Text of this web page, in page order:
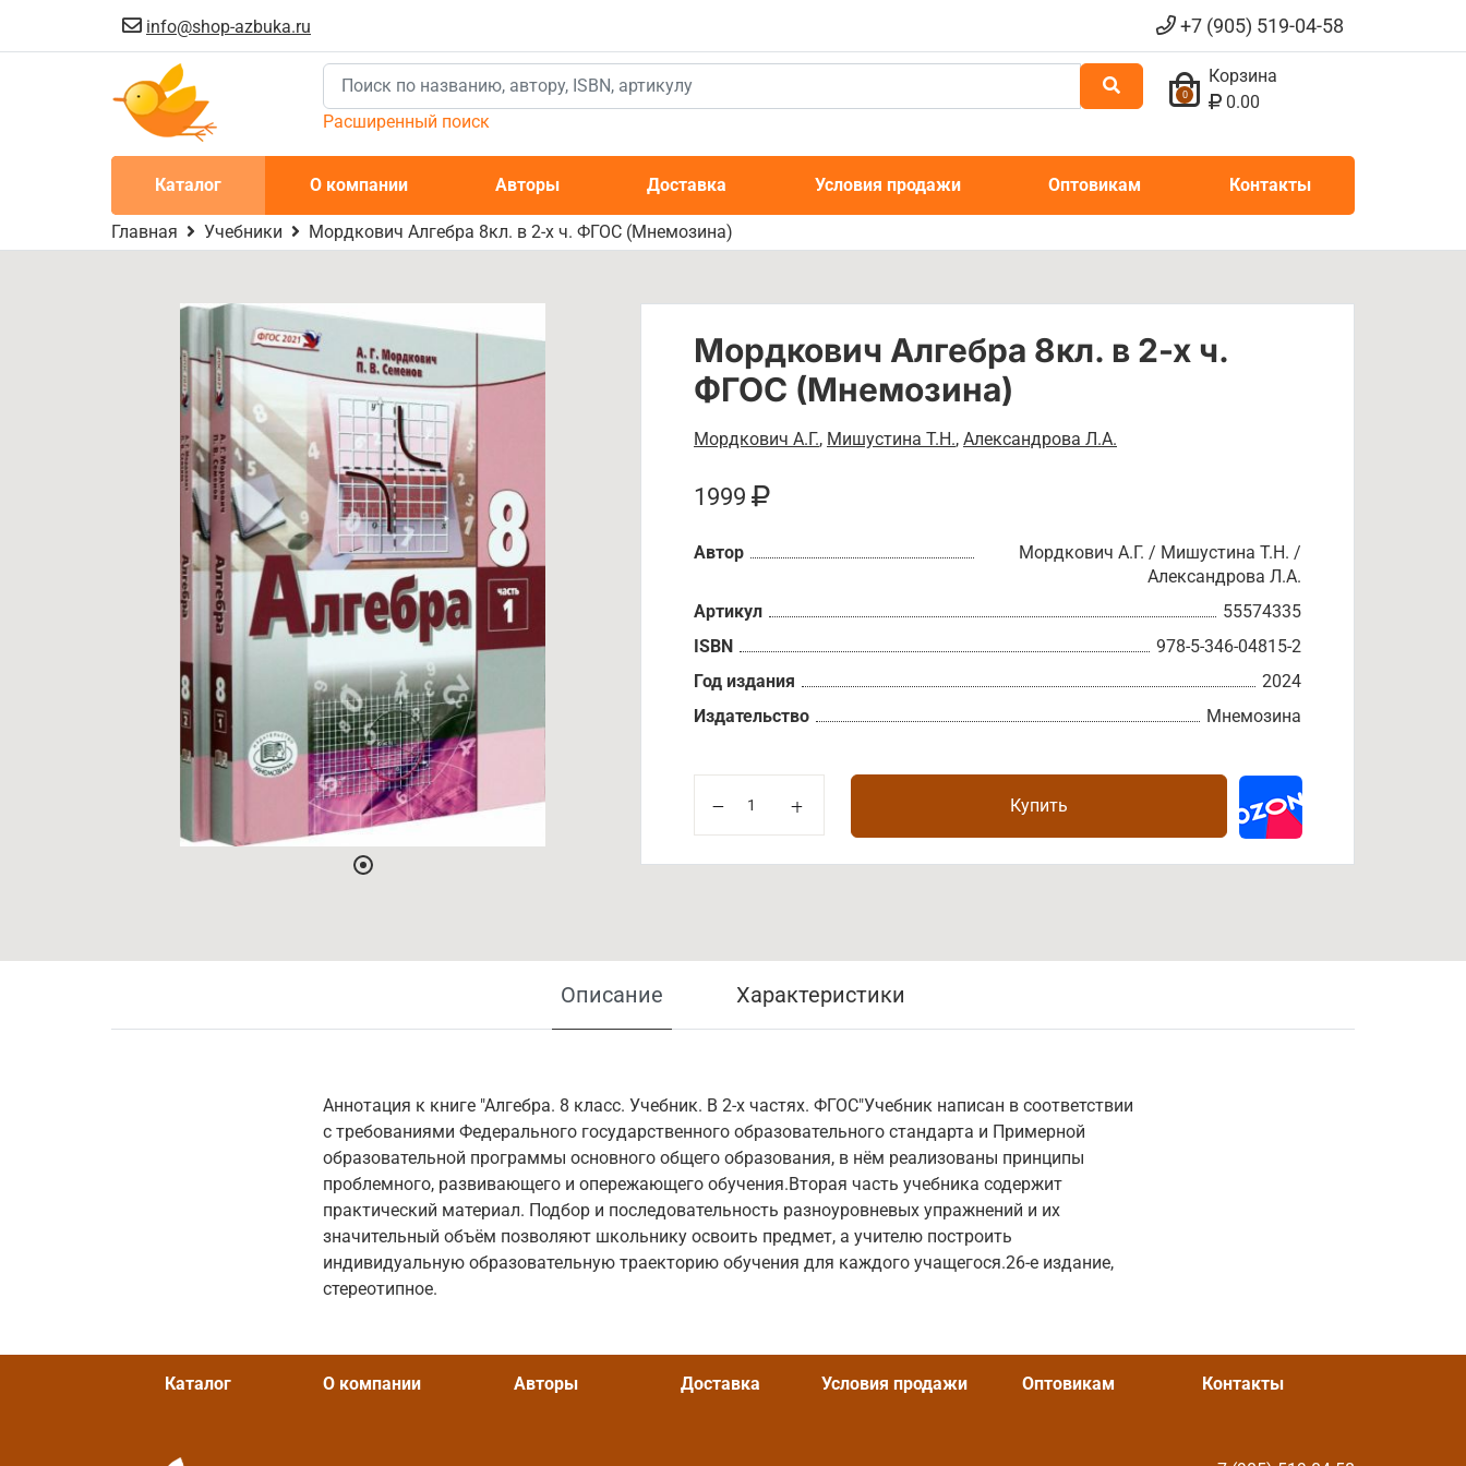
info@shop-azbuka.ru +7 (905) 519-04-58
Расширенный поиск
0
Корзина
0.00
Каталог О компании Авторы Доставка Условия продажи Оптовикам Контакты
Главная Учебники Мордкович Алгебра 8кл. в 2-х ч. ФГОС (Мнемозина)
Мордкович Алгебра 8кл. в 2-х ч.
ФГОС (Мнемозина)
Мордкович А.Г., Мишустина Т.Н., Александрова Л.А.
1999
Автор
Мордкович А.Г. / Мишустина Т.Н. /
Александрова Л.А.
Артикул
55574335
ISBN
978-5-346-04815-2
Год издания
2024
Издательство
Мнемозина
Купить
Описание Характеристики
Аннотация к книге "Алгебра. 8 класс. Учебник. В 2-х частях. ФГОС"Учебник написан в соответствии
с требованиями Федерального государственного образовательного стандарта и Примерной
образовательной программы основного общего образования, в нём реализованы принципы
проблемного, развивающего и опережающего обучения.Вторая часть учебника содержит
практический материал. Подбор и последовательность разноуровневых упражнений и их
значительный объём позволяют школьнику освоить предмет, а учителю построить
индивидуальную образовательную траекторию обучения для каждого учащегося.26-е издание,
стереотипное.
Каталог О компании Авторы Доставка Условия продажи Оптовикам Контакты